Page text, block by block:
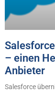
– einen
Anbieter
Salesforce